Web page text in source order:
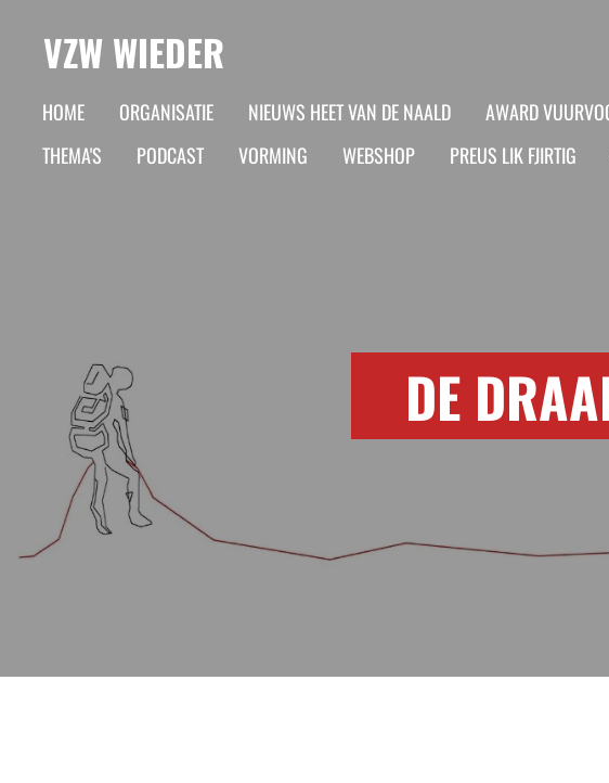
direct
hoofdinhoud
VZW WIEDER
HOME ORGANISATIE NIEUWS HEET VAN DE NAALD AWARD
THEMA'S
PODCAST VORMING WEBSHOP PREUS LIK FJIRTIG
DE